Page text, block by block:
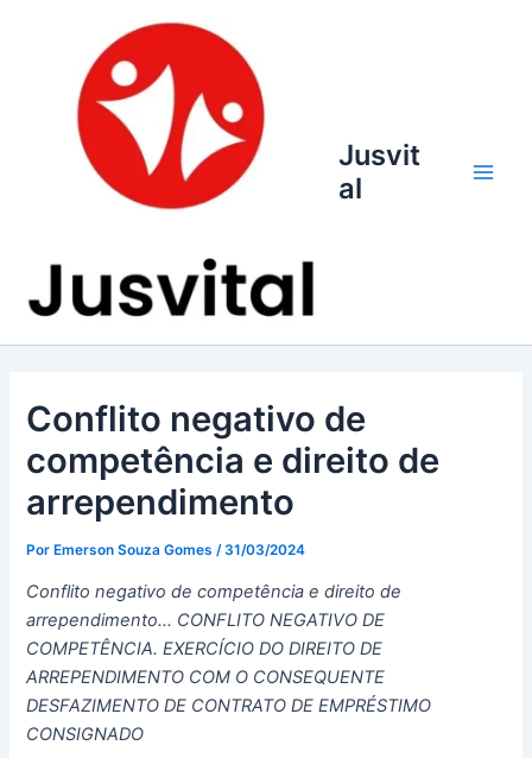
Jusvit
al
Conflito negativo de
competência e direito de
arrependimento
PorEmerson Souza Gomes /31/03/2024
Conflito negativo de competência e direito de
arrependimento… CONFLITO NEGATIVO DE
COMPETÊNCIA. EXERCÍCIO DO DIREITO DE
ARREPENDIMENTO COM O CONSEQUENTE
DESFAZIMENTO DE CONTRATO DE EMPRÉSTIMO
CONSIGNADO